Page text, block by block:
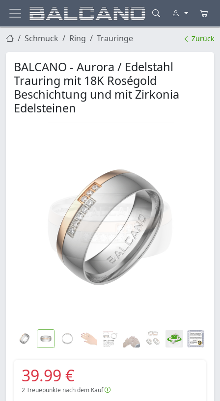
Schmuck Ring Trauringe Zurück
BALCANO - Aurora / Edelstahl
Trauring mit 18K Roségold
Beschichtung und mit Zirkonia
Edelsteinen
39.99 €
2Treuepunkte nach dem Kauf